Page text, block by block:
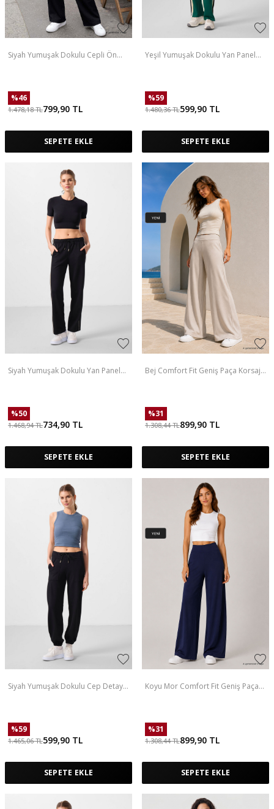
Siyah Yumuşak Dokulu Cepli Ön
%46
1.478,18TL799,90 TL
SEPETE EKLE
Yeşil Yumuşak Dokulu Yan Panel
%59
1.480,36TL599,90 TL
SEPETE EKLE
Siyah Yumuşak Dokulu Yan Panel
%50
1.468,94TL734,90 TL
SEPETE EKLE
Bej Comfort Fit Geniş Paça Korsajlı
%31
1.308,44TL899,90 TL
SEPETE EKLE
Siyah Yumuşak Dokulu Cep Detaylı
%59
1.465,06TL599,90 TL
SEPETE EKLE
Koyu Mor Comfort Fit Geniş Paça
%31
1.308,44TL899,90 TL
SEPETE EKLE